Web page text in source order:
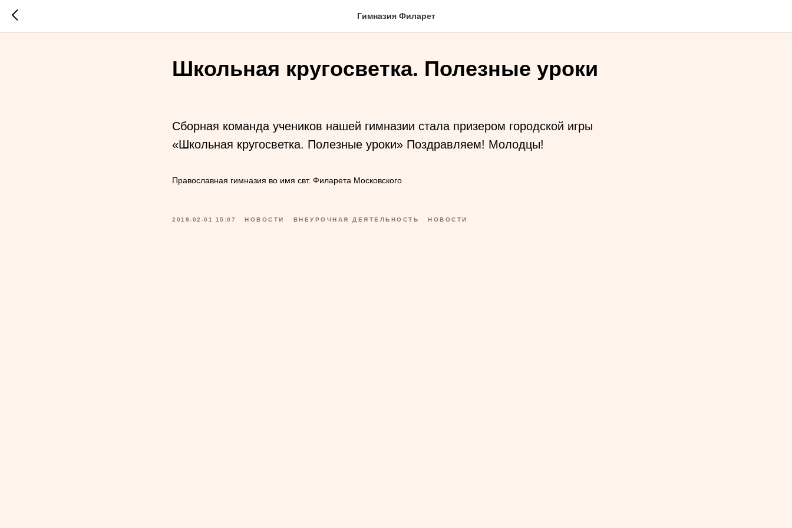
Гимназия Филарет
Школьная кругосветка. Полезные уроки
Сборная команда учеников нашей гимназии стала призером городской игры
«Школьная кругосветка. Полезные уроки» Поздравляем! Молодцы!
Православная гимназия во имя свт. Филарета Московского
2019-02-01 15:07 НОВОСТИ ВНЕУРОЧНАЯ ДЕЯТЕЛЬНОСТЬ НОВОСТИ